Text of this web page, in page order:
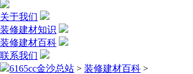
关于我们
装修建材知识
装修建材百科
联系我们
6165cc金沙总站 > 装修建材百科 >